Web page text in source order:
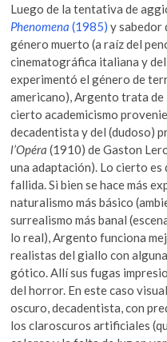
Luego de la tentativa de
Phenomena (1985) y sabedor
género muerto (a raíz del
cinematográfica italiana y
experimentó el género de
americano), Argento trata
cierto academicismo
decadentista y del (dudoso)
l’Opéra (1910) de Gaston
una adaptación). Lo cierto
fallida. Si bien se hace más
naturalismo más básico
surrealismo más banal
lo real), Argento funciona
realistas del giallo con
gótico. Allí sus fugas
del horror. En este caso
oscuro, decadentista, con
los claroscuros artificiales